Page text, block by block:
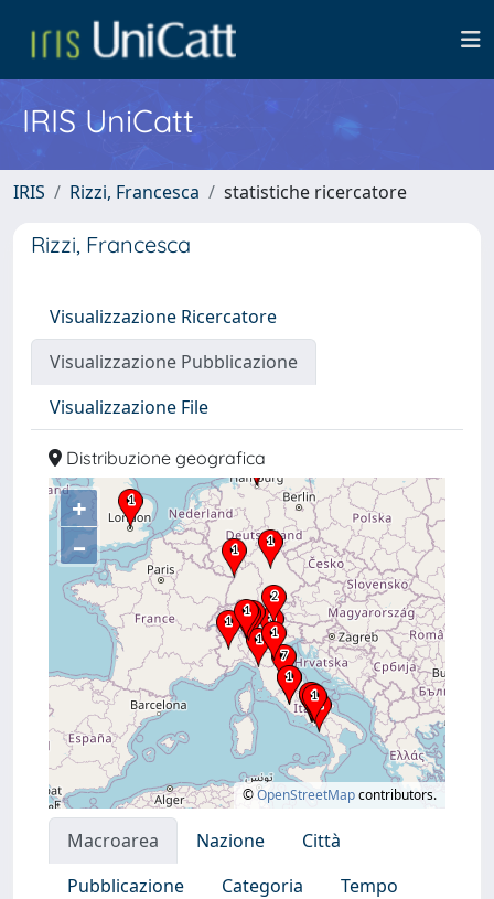
IRIS UniCatt
IRIS Rizzi, Francesca statistiche ricercatore
Rizzi, Francesca
Visualizzazione Ricercatore
Visualizzazione Pubblicazione
Visualizzazione File
Distribuzione geografica
+
–
©OpenStreetMapcontributors.
Macroarea Nazione
Città
Pubblicazione
Categoria
Tempo